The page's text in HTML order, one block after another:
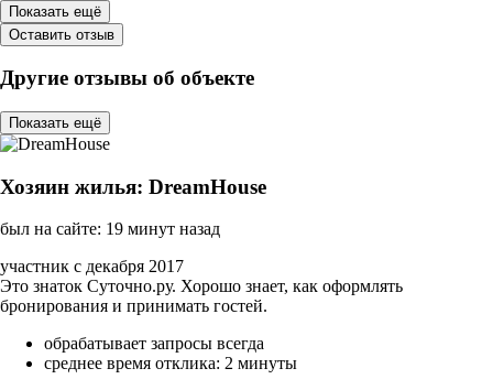
Показать ещё
Оставить отзыв
Другие отзывы об объекте
Показать ещё
Хозяин жилья: DreamHouse
был на сайте: 19 минут назад
участник с декабря 2017
Это знаток Суточно.ру. Хорошо знает, как оформлять
бронирования и принимать гостей.
обрабатывает запросы всегда
среднее время отклика: 2 минуты